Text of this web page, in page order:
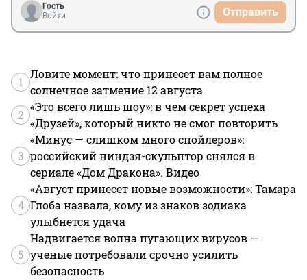
Гость
Войти
Отправить
1
Ловите момент: что принесет вам полное
солнечное затмение 12 августа
2
«Это всего лишь шоу»: в чем секрет успеха
«Друзей», который никто не смог повторить
3
«Минус — слишком много спойлеров»:
российский ниндзя-скульптор снялся в
сериале «Дом Дракона». Видео
4
«Август принесет новые возможности»: Тамара
Глоба назвала, кому из знаков зодиака
улыбнется удача
5
Надвигается волна пугающих вирусов —
ученые потребовали срочно усилить
безопасность